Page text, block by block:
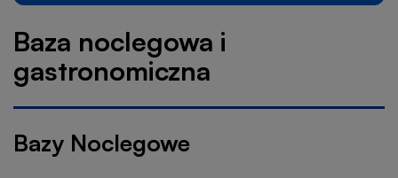
Baza noclegowa i
gastronomiczna
Bazy Noclegowe